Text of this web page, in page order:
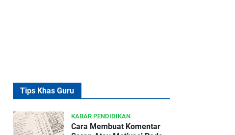
Tips Khas Guru
KABAR PENDIDIKAN
Cara Membuat Komentar